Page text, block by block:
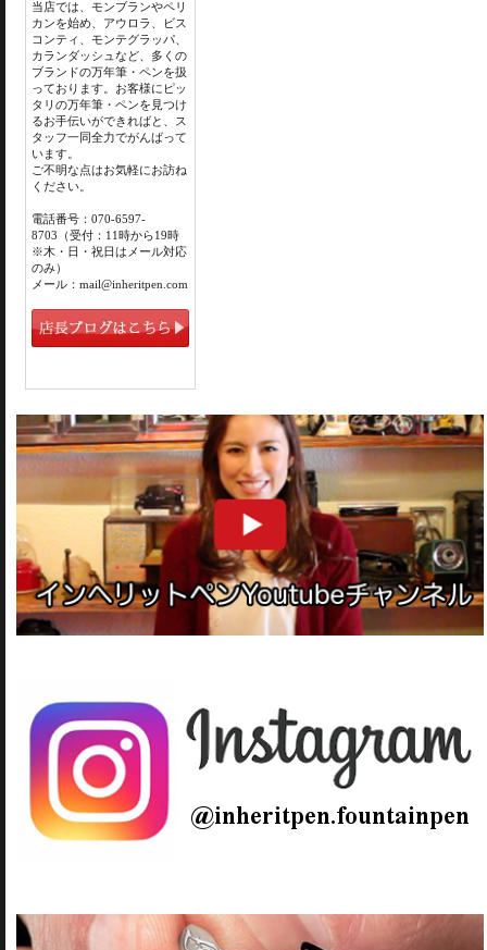
当店では、モンブランやペリ
カンを始め、アウロラ、ビス
コンティ、モンテグラッパ、
カランダッシュなど、多くの
ブランドの万年筆・ペンを扱
っております。お客様にピッ
タリの万年筆・ペンを見つけ
るお手伝いができればと、ス
タッフ一同全力でがんばって
います。
ご不明な点はお気軽にお訪ね
ください。
電話番号：070-6597-
8703（受付：11時から19時
※木・日・祝日はメール対応
のみ）
メール：mail@inheritpen.com